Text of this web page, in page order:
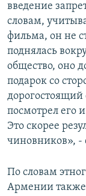
введение
словам,
фильма, он не
поднялась
общество, оно
подарок со
посмотрел его
Это скорее
чиновников», -
По словам
Армении также